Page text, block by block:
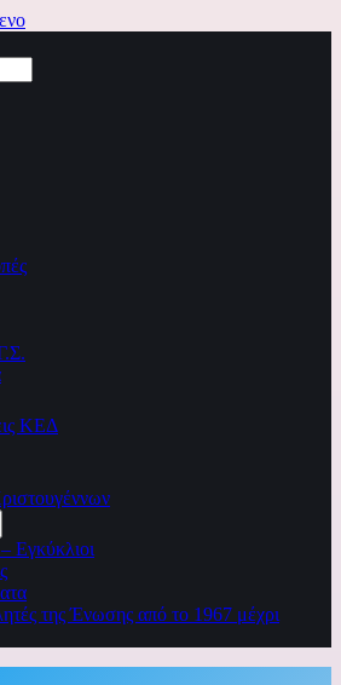
ΚΕΔ
Εγκύκλιοι
της Ένωσης από το 1967 μέχρι